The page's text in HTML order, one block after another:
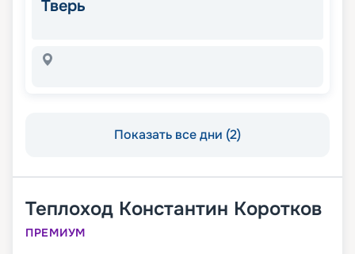
Тверь
Показать все дни (2)
Теплоход Константин Коротков
ПРЕМИУМ